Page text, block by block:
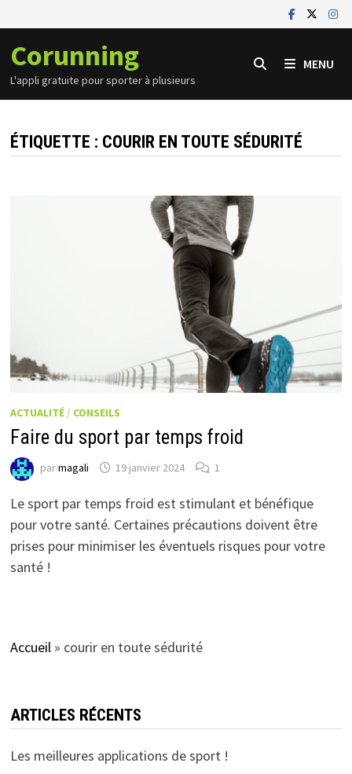
au
contenu
Corunning
L'appli gratuite pour sporter à plusieurs
MENU
ÉTIQUETTE : COURIR EN TOUTE SÉDURITÉ
ACTUALITÉ / CONSEILS
Faire du sport par temps froid
parmagali 19 janvier 2024 1
Le sport par temps froid est stimulant et bénéfique
pour votre santé. Certaines précautions doivent être
prises pour minimiser les éventuels risques pour votre
santé !
Accueil » courir en toute sédurité
ARTICLES RÉCENTS
Les meilleures applications de sport !